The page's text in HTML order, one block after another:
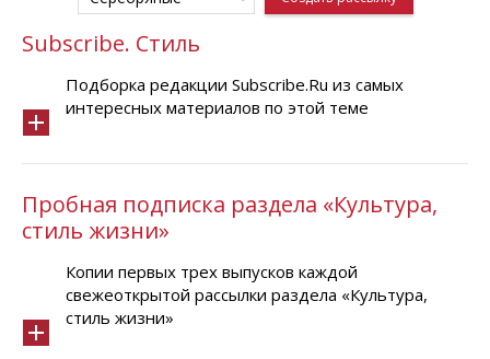
Subscribe. Стиль
Подборка редакции Subscribe.Ru из самых
интересных материалов по этой теме
Пробная подписка раздела «Культура,
стиль жизни»
Копии первых трех выпусков каждой
свежеоткрытой рассылки раздела «Культура,
стиль жизни»